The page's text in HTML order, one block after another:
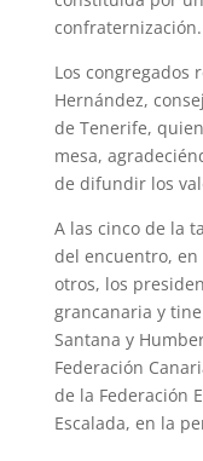
confraternización.
Los congregados
Hernández,
de Tenerife,
mesa,
de difundir los
A las cinco de la
del encuentro,
otros, los
grancanaria y
Santana y
Federación
de la Federación
Escalada, en la